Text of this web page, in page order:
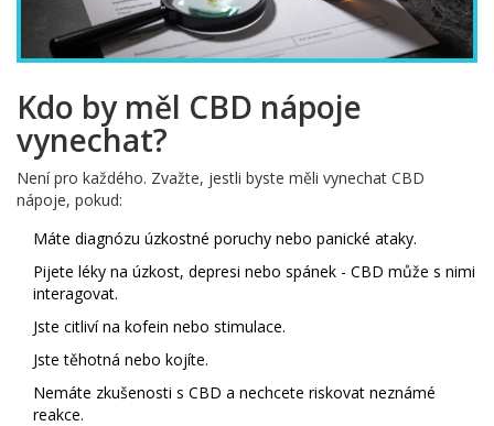
Kdo by měl CBD nápoje
vynechat?
Není pro každého. Zvažte, jestli byste měli vynechat CBD
nápoje, pokud:
Máte diagnózu úzkostné poruchy nebo panické ataky.
Pijete léky na úzkost, depresi nebo spánek - CBD může s nimi
interagovat.
Jste citliví na kofein nebo stimulace.
Jste těhotná nebo kojíte.
Nemáte zkušenosti s CBD a nechcete riskovat neznámé
reakce.